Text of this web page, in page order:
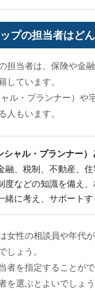
プの担当者はど
担当者は、保険や金
しています。
ル・プランナー）や
人もいます。
シャル・プランナー）
、税制、不動産、住
度などの知識を備え
緒に考え、サポートす
女性の相談員や年代
しょう。
者を指定することが
を選ぶとよいでしょう